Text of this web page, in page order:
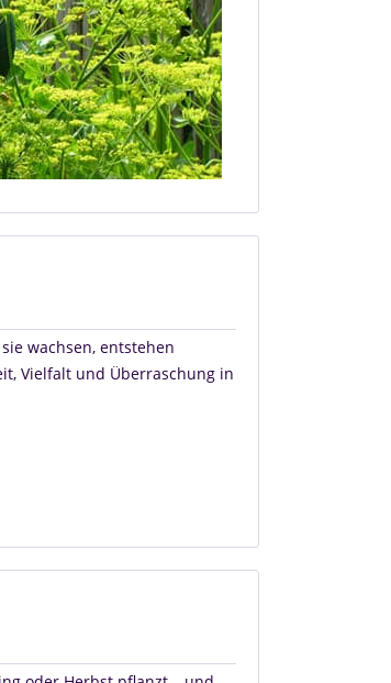
wachsen, entstehen
Vielfalt und Überraschung in